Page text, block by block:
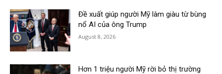
Đề xuất giúp người Mỹ làm giàu từ bùng
nổ AI của ông Trump
August 8, 2026
Hơn 1 triệu người Mỹ rời bỏ thị trường